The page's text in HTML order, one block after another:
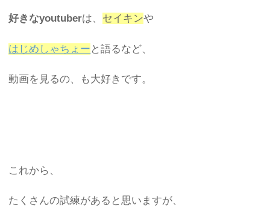
好きなyoutuberは、 セイキンや
はじめしゃちょー と語るなど、
動画を見るの、も大好きです。
これから、
たくさんの試練があると思いますが、